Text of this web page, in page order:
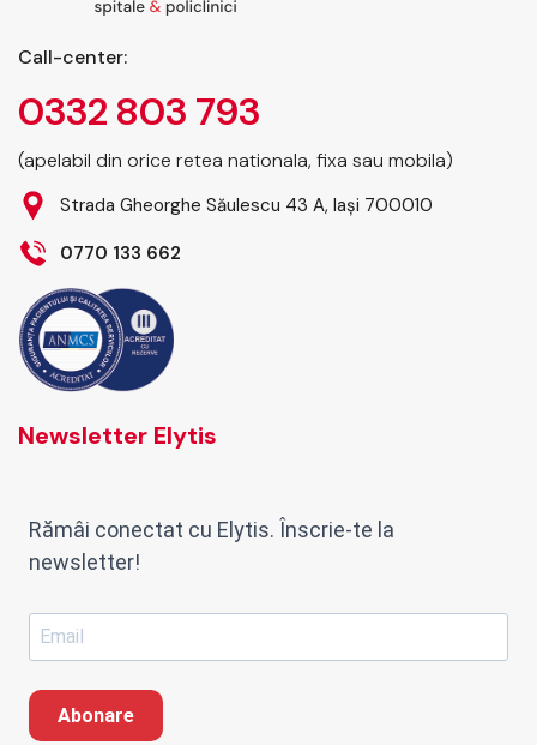
Call-center:
0332 803 793
(apelabil din orice retea nationala, fixa sau mobila)
Strada Gheorghe Săulescu 43 A, Iași 700010
0770 133 662
Newsletter Elytis
Rămâi conectat cu Elytis. Înscrie-te la
newsletter!
Abonare